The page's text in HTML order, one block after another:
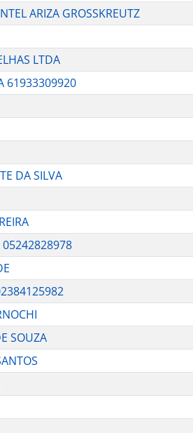
ARIZA GROSSKREUTZ
LTDA
61933309920
DA SILVA
05242828978
SOUZA